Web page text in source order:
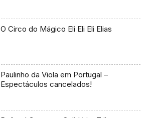
O Circo do Mágico Eli Eli Eli Elias
Paulinho da Viola em Portugal –
Espectáculos cancelados!